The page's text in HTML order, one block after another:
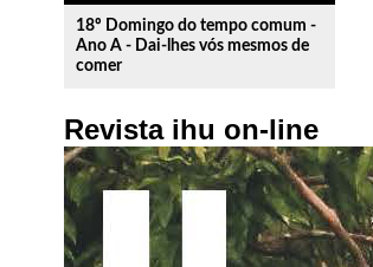
18º Domingo do tempo comum -
Ano A - Dai-lhes vós mesmos de
comer
Revista ihu on-line